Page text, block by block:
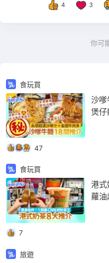
4 3
你可
食玩買
沙
煲仔
47
食玩買
港式
蘿
7
旅遊